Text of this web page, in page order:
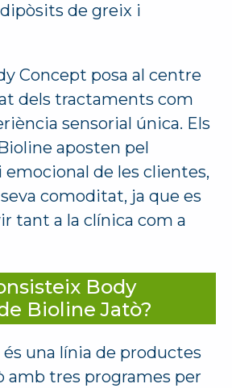
de greix i
Concept posa al centre
dels tractaments com
sensorial única. Els
aposten pel
emocional de les clientes,
comoditat, ja que es
tant a la clínica com a
Body
Bioline Jatò?
una línia de productes
amb tres programes per